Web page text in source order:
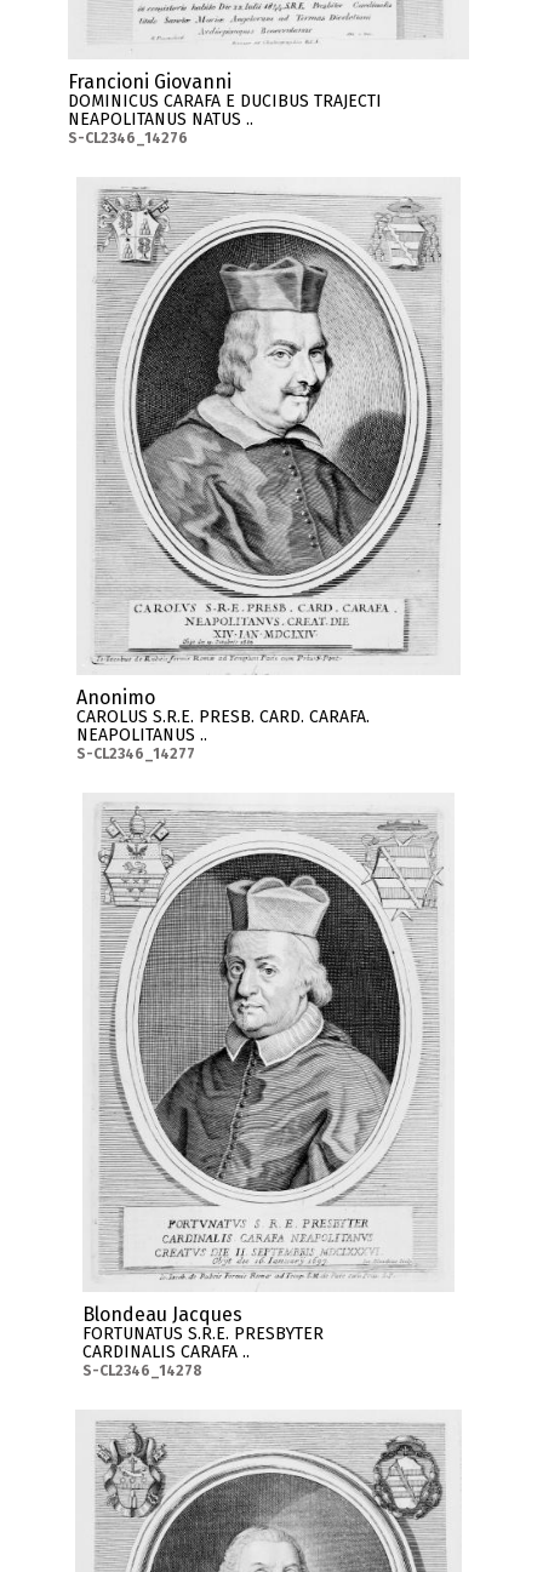
Francioni Giovanni
DOMINICUS CARAFA E DUCIBUS TRAJECTI
NEAPOLITANUS NATUS ..
S-CL2346_14276
Anonimo
CAROLUS S.R.E. PRESB. CARD. CARAFA.
NEAPOLITANUS ..
S-CL2346_14277
Blondeau Jacques
FORTUNATUS S.R.E. PRESBYTER
CARDINALIS CARAFA ..
S-CL2346_14278